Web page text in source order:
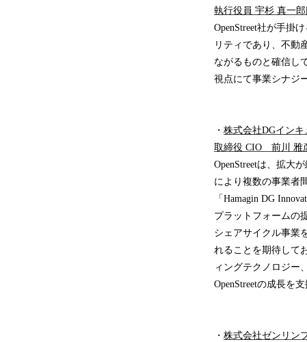
執行役員 宇杉 真一郎
OpenStreet社が手掛
リティであり、不動
ながるものと確信し
視点にて事業シナジ
・ 株式会社DGインキ
取締役 CIO 前川 雅
OpenStreetは、拡大
により複数の事業者
「Hamagin DG
プラットフォームの
シェアサイクル事業
れることを期待して
ィングテクノロジー
OpenStreetの成長を
・ 株式会社ゼンリン